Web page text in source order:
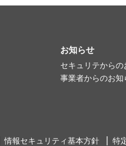
お知らせ
セキュリテからの
事業者からのお知
情報セキュリティ基本方針 特